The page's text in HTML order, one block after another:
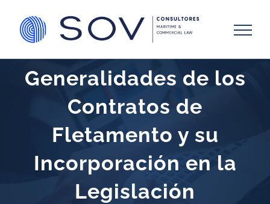
content
Generalidades de los
Contratos de
Fletamento y su
Incorporación en la
Legislación